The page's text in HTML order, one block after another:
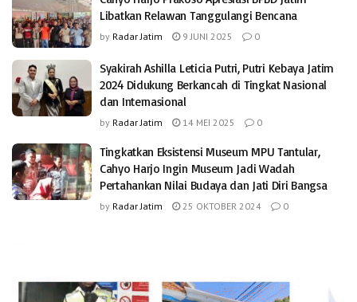
Libatkan Relawan Tanggulangi Bencana
by Radar Jatim 9 JUNI 2025 0
Syakirah Ashilla Leticia Putri, Putri Kebaya Jatim
2024 Didukung Berkancah di Tingkat Nasional
dan Internasional
by Radar Jatim 14 MEI 2025 0
Tingkatkan Eksistensi Museum MPU Tantular,
Cahyo Harjo Ingin Museum Jadi Wadah
Pertahankan Nilai Budaya dan Jati Diri Bangsa
by Radar Jatim 25 OKTOBER 2024 0